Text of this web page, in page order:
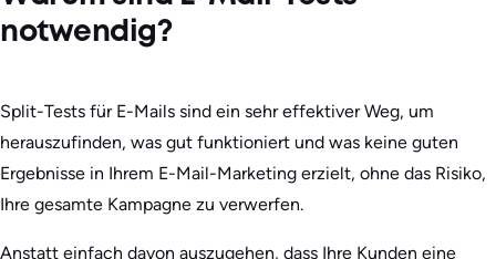
notwendig?
Split-Tests für E-Mails sind ein sehr effektiver Weg, um
herauszufinden, was gut funktioniert und was keine guten
Ergebnisse in Ihrem E-Mail-Marketing erzielt, ohne das Risiko,
Ihre gesamte Kampagne zu verwerfen.
Anstatt einfach davon auszugehen, dass Ihre Kunden eine